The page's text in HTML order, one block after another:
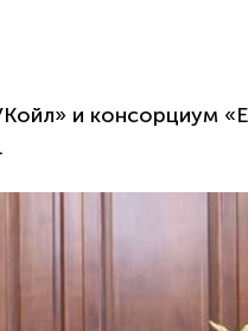
и консорциум